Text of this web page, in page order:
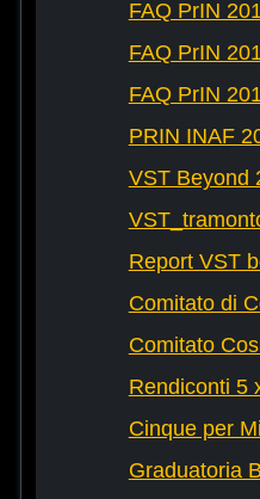
FAQ PrIN
FAQ PrIN
FAQ PrIN
PRIN INAF
VST Beyond
Report VST
Comitato di
Comitato
Rendiconti 5
Cinque per
Graduatoria